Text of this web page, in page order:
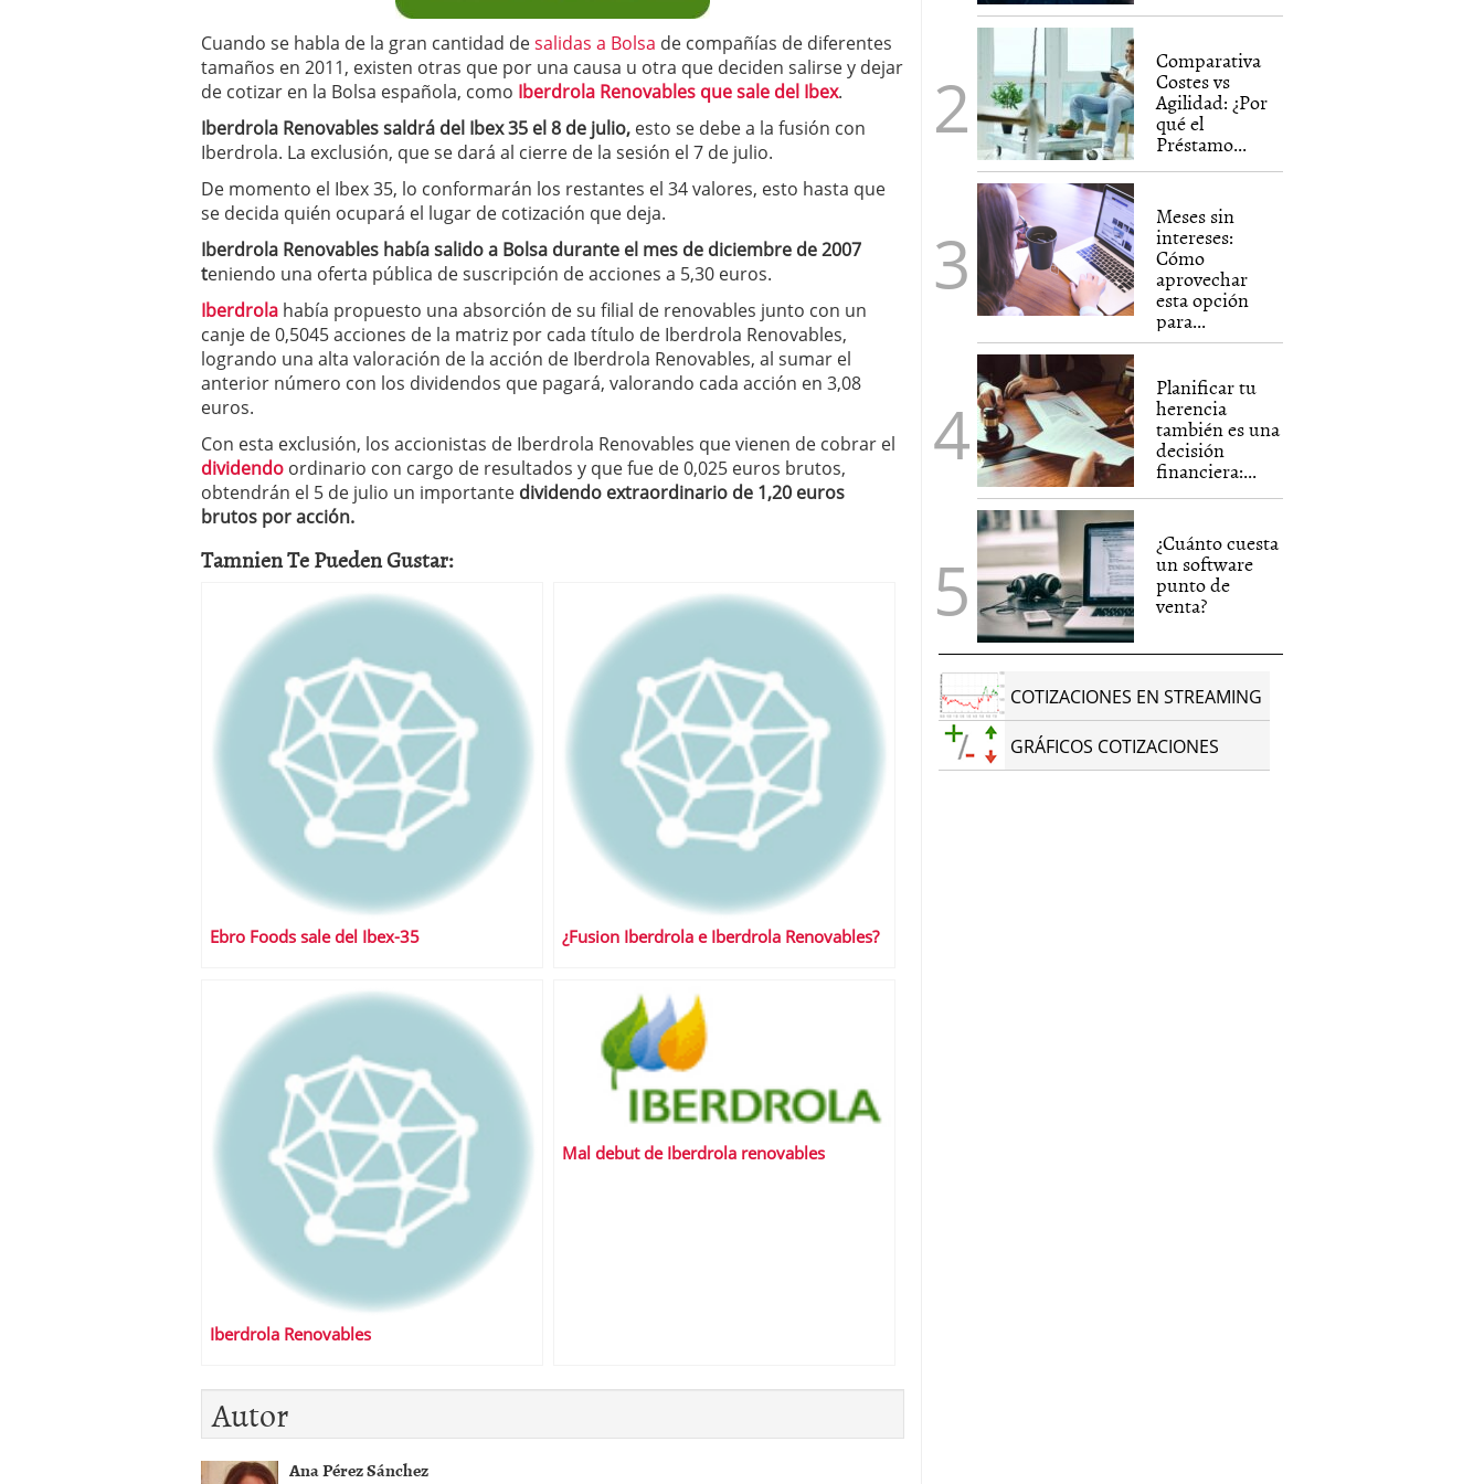
a los costes 21 de noviembre de 2025
¿Cuánto cuesta un software punto de venta? 3 de octubre de 2025
Cuando se habla de la gran cantidad desalidas a Bolsa de compañías de diferentes
tamaños en 2011, existen otras que por una causa u otra que deciden salirse y dejar
de cotizar en la Bolsa española, como Iberdrola Renovables que sale del Ibex.
Iberdrola Renovables saldrá del Ibex 35 el 8 de julio, esto se debe a la fusión con
Iberdrola. La exclusión, que se dará al cierre de la sesión el 7 de julio.
De momento el Ibex 35, lo conformarán los restantes el 34 valores, esto hasta que
se decida quién ocupará el lugar de cotización que deja.
Iberdrola Renovables había salido a Bolsa durante el mes de diciembre de 2007
teniendo una oferta pública de suscripción de acciones a 5,30 euros.
Iberdrola había propuesto una absorción de su filial de renovables junto con un
canje de 0,5045 acciones de la matriz por cada título de Iberdrola Renovables,
logrando una alta valoración de la acción de Iberdrola Renovables, al sumar el
anterior número con los dividendos que pagará, valorando cada acción en 3,08
euros.
Con esta exclusión, los accionistas de Iberdrola Renovables que vienen de cobrar el
dividendo ordinario con cargo de resultados y que fue de 0,025 euros brutos,
obtendrán el 5 de julio un importante dividendo extraordinario de 1,20 euros
brutos por acción.
Tamnien Te Pueden Gustar:
Ebro Foods sale del Ibex-35 ¿Fusion Iberdrola e Iberdrola Renovables?
Iberdrola Renovables
Mal debut de Iberdrola renovables
Autor
Ana Pérez Sánchez
Comparativa
Costes vs
Agilidad: ¿Por
qué el
Préstamo...
Meses sin
intereses:
Cómo
aprovechar
esta opción
para...
Planificar tu
herencia
también es una
decisión
financiera:...
¿Cuánto cuesta
un software
punto de
venta?
COTIZACIONES EN STREAMING
GRÁFICOS COTIZACIONES